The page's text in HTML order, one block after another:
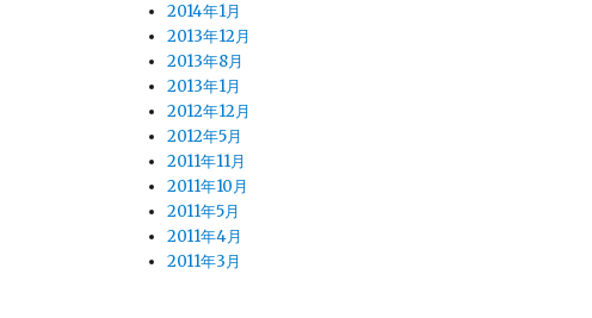
2014年1月
2013年12月
2013年8月
2013年1月
2012年12月
2012年5月
2011年11月
2011年10月
2011年5月
2011年4月
2011年3月